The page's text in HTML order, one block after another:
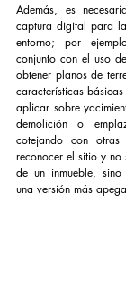
Además, es
captura digital para
entorno; por
conjunto con el uso
obtener planos de
características
aplicar sobre
demolición o
cotejando con otras
reconocer el sitio y no
de un inmueble,
una versión más